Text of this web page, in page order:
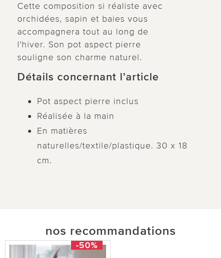
Cette composition si réaliste avec
orchidées, sapin et baies vous
accompagnera tout au long de
l'hiver. Son pot aspect pierre
souligne son charme naturel.
Détails concernant l’article
Pot aspect pierre inclus
Réalisée à la main
En matières
naturelles/textile/plastique. 30 x 18
cm.
nos recommandations
-50%